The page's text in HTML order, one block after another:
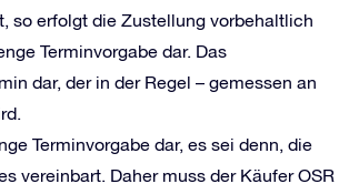
so erfolgt die Zustellung vorbehaltlich
Terminvorgabe dar. Das
dar, der in der Regel – gemessen an
Terminvorgabe dar, es sei denn, die
vereinbart. Daher muss der Käufer OSR